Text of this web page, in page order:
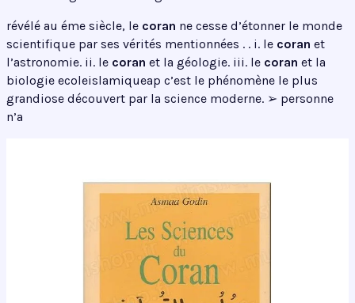
révélé au éme siècle, le coran ne cesse d’étonner le monde
scientifique par ses vérités mentionnées . . i. le coran et
l’astronomie. ii. le coran et la géologie. iii. le coran et la
biologie ecoleislamiqueap c’est le phénomène le plus
grandiose découvert par la science moderne. ➢ personne
n’a